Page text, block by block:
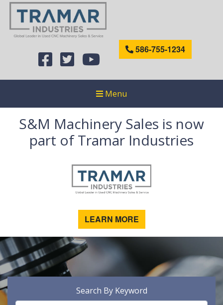
586-755-1234
Menu
S&M Machinery Sales is now
part of Tramar Industries
LEARN MORE
Search By Keyword